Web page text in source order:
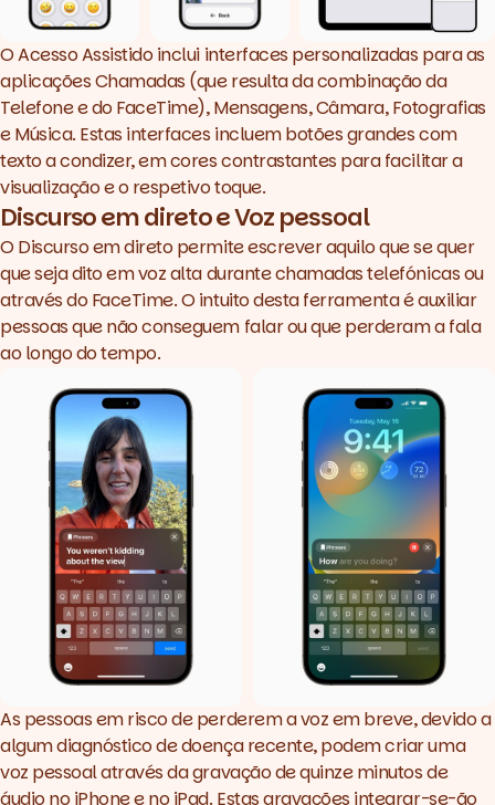
O Acesso Assistido inclui interfaces personalizadas para as
aplicações Chamadas (que resulta da combinação da
Telefone e do FaceTime), Mensagens, Câmara, Fotografias
e Música. Estas interfaces incluem botões grandes com
texto a condizer, em cores contrastantes para facilitar a
visualização e o respetivo toque.
Discurso em direto e Voz pessoal
O Discurso em direto permite escrever aquilo que se quer
que seja dito em voz alta durante chamadas telefónicas ou
através do FaceTime. O intuito desta ferramenta é auxiliar
pessoas que não conseguem falar ou que perderam a fala
ao longo do tempo.
As pessoas em risco de perderem a voz em breve, devido a
algum diagnóstico de doença recente, podem criar uma
voz pessoal através da gravação de quinze minutos de
áudio no iPhone e no iPad. Estas gravações integrar-se-ão